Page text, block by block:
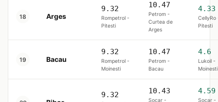
18 Arges
9.32
Rompetrol -
Pitesti
10.47
Petrom -
Curtea de
Arges
4.33
CellyRo
Pitesti
19 Bacau
9.32
Rompetrol -
Moinesti
10.47
Petrom -
Bacau
4.6
Lukoil -
Moinesti
9.32 10.43
Socar -
4.59
Socar -